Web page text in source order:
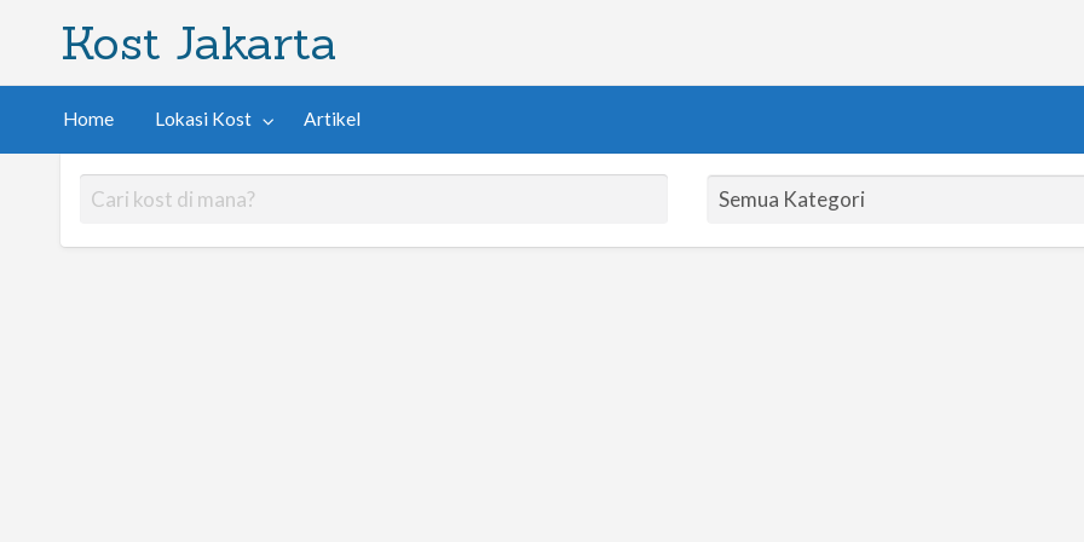
Kost Jakarta
Home Lokasi Kost Artikel